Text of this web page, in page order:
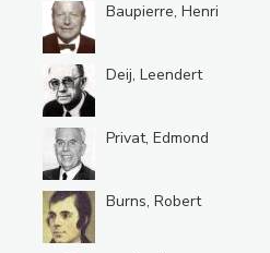
Baupierre, Henri
Deij, Leendert
Privat, Edmond
Burns, Robert